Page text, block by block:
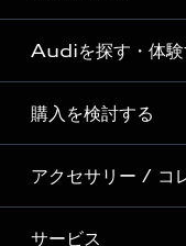
Audi ブランド
Story of Progress
Audi Sport
Formula 1®
デジタルサービス
Audiを探す・体験
ディーラー検索
新車在庫検索
試乗車・展示車検索
購入を検討する
モデル一覧
特別仕様モデル / 限定
アクセサリー / コ
サービス